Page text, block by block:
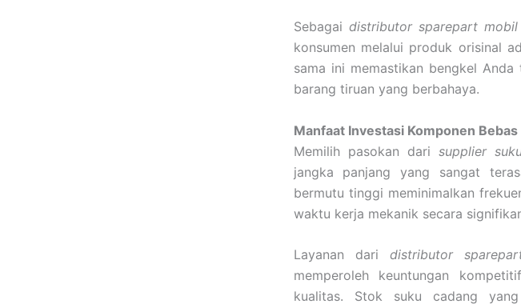
Sebagai distributor sparepart
konsumen melalui produk orisinal
sama ini memastikan bengkel
barang tiruan yang berbahaya.
Manfaat Investasi Komponen Bebas
Memilih pasokan darisupplier
jangka panjang yang sangat
bermutu tinggi meminimalkan
waktu kerja mekanik secara
Layanan dari distributor
memperoleh keuntungan
kualitas. Stok suku cadang